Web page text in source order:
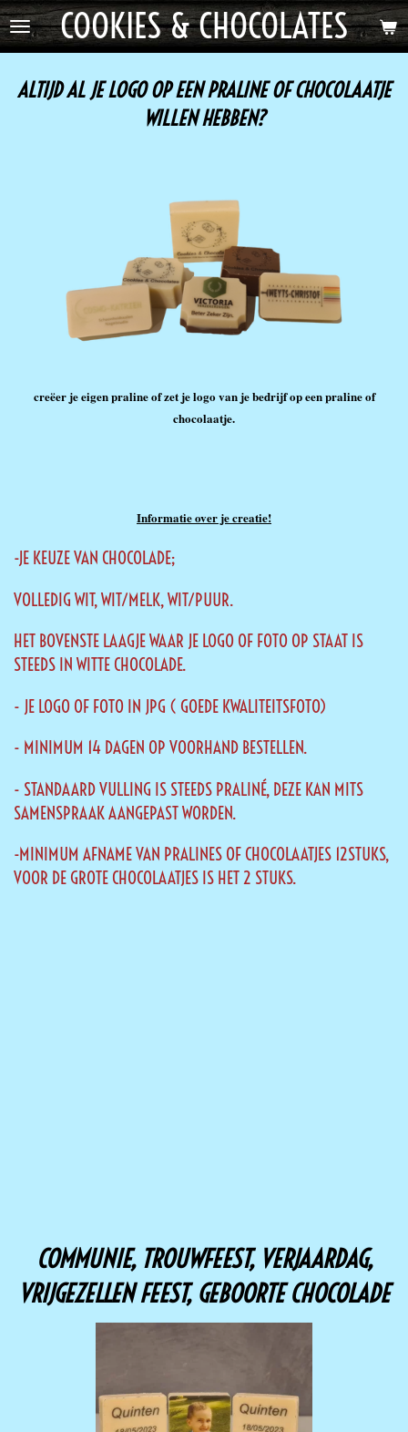
Ga
direct
hoofdinhoud
COOKIES & CHOCOLATES
ALTIJD AL JE LOGO OP EEN PRALINE OF CHOCOLAATJE
WILLEN HEBBEN?
creëer je eigen praline of zet je logo van je bedrijf op een praline of
chocolaatje.
Informatie over je creatie!
-JE KEUZE VAN CHOCOLADE;
VOLLEDIG WIT, WIT/MELK, WIT/PUUR.
HET BOVENSTE LAAGJE WAAR JE LOGO OF FOTO OP STAAT IS
STEEDS IN WITTE CHOCOLADE.
- JE LOGO OF FOTO IN JPG ( GOEDE KWALITEITSFOTO)
- MINIMUM 14 DAGEN OP VOORHAND BESTELLEN.
- STANDAARD VULLING IS STEEDS PRALINÉ, DEZE KAN MITS
SAMENSPRAAK AANGEPAST WORDEN.
-MINIMUM AFNAME VAN PRALINES OF CHOCOLAATJES 12STUKS,
VOOR DE GROTE CHOCOLAATJES IS HET 2 STUKS.
COMMUNIE, TROUWFEEST, VERJAARDAG,
VRIJGEZELLEN FEEST, GEBOORTE CHOCOLADE